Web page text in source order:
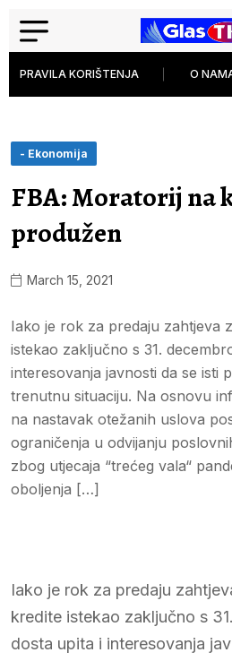
PRAVILA KORIŠTENJA O
- Ekonomija
FBA: Moratorij na
produžen
March 15, 2021
Iako je rok za predaju zahtjeva
istekao zaključno s 31.
interesovanja javnosti da se isti
trenutnu situaciju. Na osnovu
na nastavak otežanih uslova
ograničenja u odvijanju
zbog utjecaja “trećeg vala“
oboljenja […]
Iako je rok za predaju
kredite istekao zaključno s
dosta upita i interesovanja